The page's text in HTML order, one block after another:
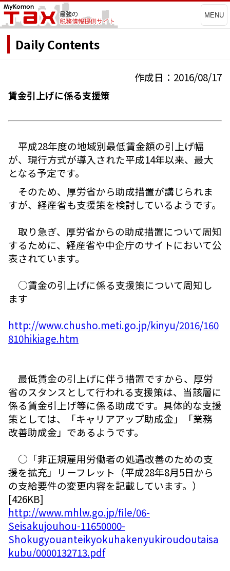
MENU
Daily Contents
作成日：2016/08/17
賃金引上げに係る支援策
平成28年度の地域別最低賃金額の引上げ幅
が、現行方式が導入された平成14年以来、最大
となる予定です。
そのため、厚労省から助成措置が講じられま
すが、経産省も支援策を検討しているようです。
取り急ぎ、厚労省からの助成措置について周知
するために、経産省や中企庁のサイトにおいて公
表されています。
○賃金の引上げに係る支援策について周知し
ます
http://www.chusho.meti.go.jp/kinyu/2016/160
810hikiage.htm
最低賃金の引上げに伴う措置ですから、厚労
省のスタンスとして行われる支援策は、当該層に
係る賃金引上げ等に係る助成です。具体的な支援
策としては、「キャリアアップ助成金」「業務
改善助成金」であるようです。
○「非正規雇用労働者の処遇改善のための支
援を拡充」リーフレット（平成28年8月5日から
の支給要件の変更内容を記載しています。）
[426KB]
http://www.mhlw.go.jp/file/06-
Seisakujouhou-11650000-
Shokugyouanteikyokuhakenyukiroudoutaisa
kubu/0000132713.pdf